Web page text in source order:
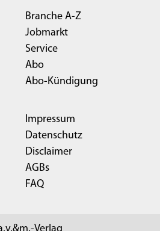
Branche A-Z
Jobmarkt
Service
Abo
Abo-Kündigung
Impressum
Datenschutz
Disclaimer
AGBs
FAQ